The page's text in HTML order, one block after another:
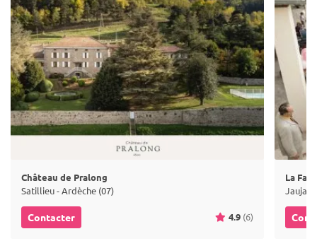
Château de Pralong
Satillieu - Ardèche (07)
Contacter 4.9 (6)
La
Jaujac